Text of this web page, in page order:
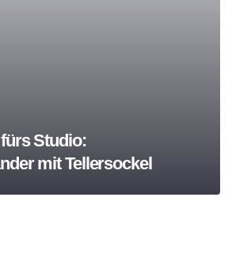
Studio:
mit Tellersockel